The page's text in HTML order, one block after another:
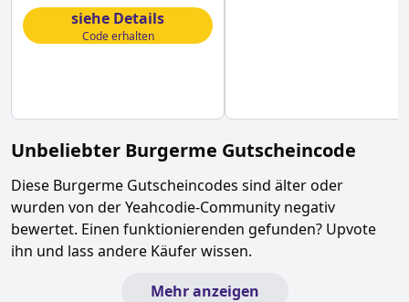
siehe Details
Code erhalten
Unbeliebter Burgerme Gutscheincode
Diese Burgerme Gutscheincodes sind älter oder
wurden von der Yeahcodie-Community negativ
bewertet. Einen funktionierenden gefunden? Upvote
ihn und lass andere Käufer wissen.
Mehr anzeigen